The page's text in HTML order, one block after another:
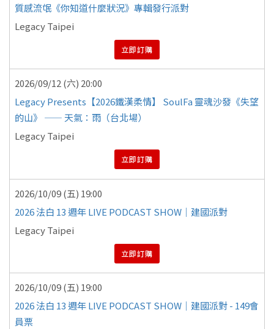
質感流氓《你知道什麼狀況》專輯發行派對
Legacy Taipei
立即訂購
2026/09/12 (六) 20:00
Legacy Presents【2026鐵漢柔情】 SoulFa 靈魂沙發《失望
的山》 —— 天氣：雨（台北場）
Legacy Taipei
立即訂購
2026/10/09 (五) 19:00
2026 法白 13 週年 LIVE PODCAST SHOW｜建國派對
Legacy Taipei
立即訂購
2026/10/09 (五) 19:00
2026 法白 13 週年 LIVE PODCAST SHOW｜建國派對 - 149會
員票